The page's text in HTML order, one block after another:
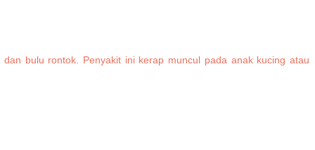
bulu rontok. Penyakit ini kerap muncul pada anak kucing atau